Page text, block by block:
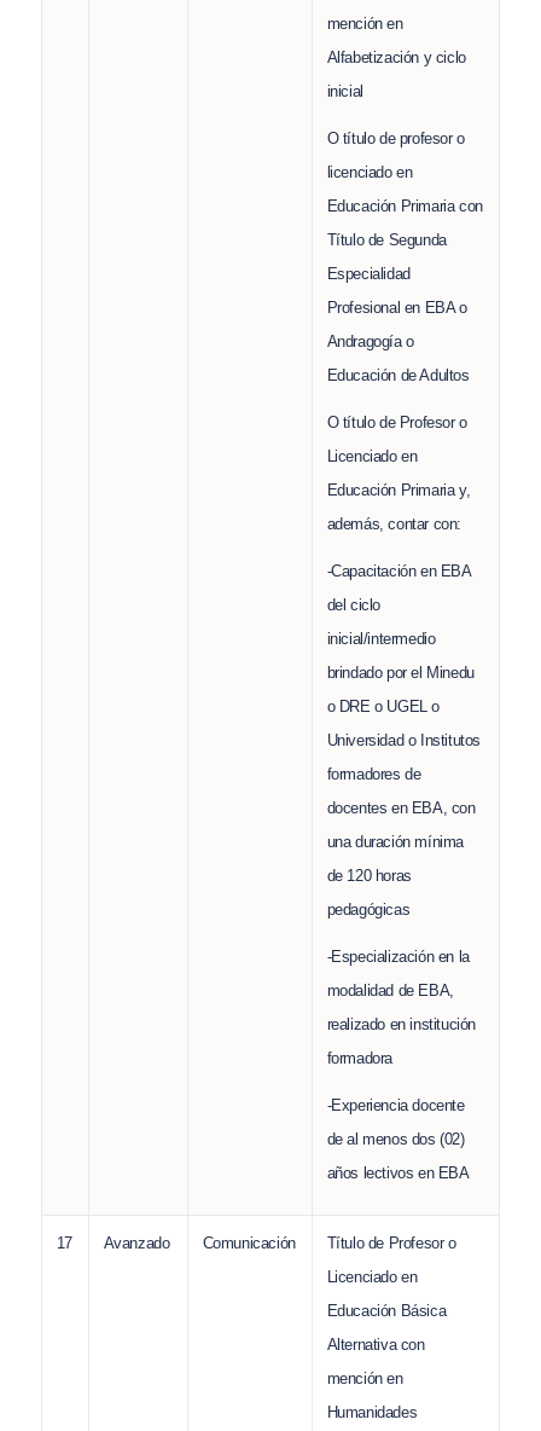
mención en
Alfabetización y ciclo
inicial
O título de profesor o
licenciado en
Educación Primaria con
Título de Segunda
Especialidad
Profesional en EBA o
Andragogía o
Educación de Adultos
O título de Profesor o
Licenciado en
Educación Primaria y,
además, contar con:
-Capacitación en EBA
del ciclo
inicial/intermedio
brindado por el Minedu
o DRE o UGEL o
Universidad o Institutos
formadores de
docentes en EBA, con
una duración mínima
de 120 horas
pedagógicas
-Especialización en la
modalidad de EBA,
realizado en institución
formadora
-Experiencia docente
de al menos dos (02)
años lectivos en EBA
17 Avanzado Comunicación
Título de Profesor o
Licenciado en
Educación Básica
Alternativa con
mención en
Humanidades